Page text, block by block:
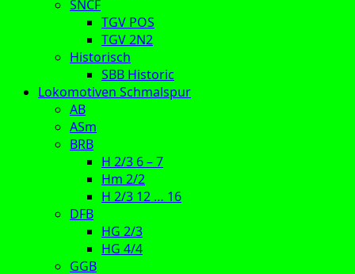
SNCF
TGV POS
TGV 2N2
Historisch
SBB Historic
Lokomotiven Schmalspur
AB
ASm
BRB
H 2/3 6 – 7
Hm 2/2
H 2/3 12 … 16
DFB
HG 2/3
HG 4/4
GGB